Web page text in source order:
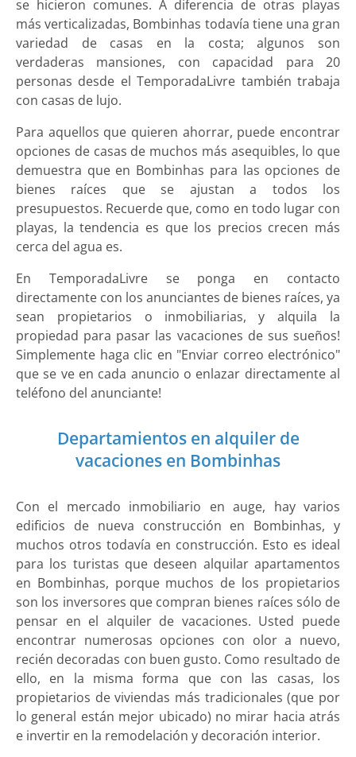
se hicieron comunes. A diferencia de otras playas
más verticalizadas, Bombinhas todavía tiene una gran
variedad de casas en la costa; algunos son
verdaderas mansiones, con capacidad para 20
personas desde el TemporadaLivre también trabaja
con casas de lujo.
Para aquellos que quieren ahorrar, puede encontrar
opciones de casas de muchos más asequibles, lo que
demuestra que en Bombinhas para las opciones de
bienes raíces que se ajustan a todos los
presupuestos. Recuerde que, como en todo lugar con
playas, la tendencia es que los precios crecen más
cerca del agua es.
En TemporadaLivre se ponga en contacto
directamente con los anunciantes de bienes raíces, ya
sean propietarios o inmobiliarias, y alquila la
propiedad para pasar las vacaciones de sus sueños!
Simplemente haga clic en "Enviar correo electrónico"
que se ve en cada anuncio o enlazar directamente al
teléfono del anunciante!
Departamientos en alquiler de
vacaciones en Bombinhas
Con el mercado inmobiliario en auge, hay varios
edificios de nueva construcción en Bombinhas, y
muchos otros todavía en construcción. Esto es ideal
para los turistas que deseen alquilar apartamentos
en Bombinhas, porque muchos de los propietarios
son los inversores que compran bienes raíces sólo de
pensar en el alquiler de vacaciones. Usted puede
encontrar numerosas opciones con olor a nuevo,
recién decoradas con buen gusto. Como resultado de
ello, en la misma forma que con las casas, los
propietarios de viviendas más tradicionales (que por
lo general están mejor ubicado) no mirar hacia atrás
e invertir en la remodelación y decoración interior.